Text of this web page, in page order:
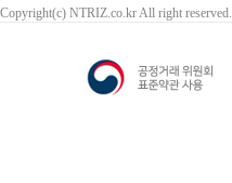
Copyright(c) NTRIZ.co.kr All right reserved.